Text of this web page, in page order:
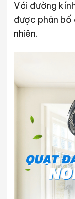
Với đường
được phân
nhiên.